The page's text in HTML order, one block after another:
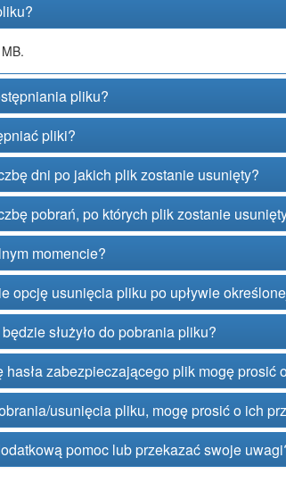
pliku?
pliki?
dni po jakich plik zostanie usunięty?
pobrań, po których plik zostanie
momencie?
opcję usunięcia pliku po upływie
służyło do pobrania pliku?
zabezpieczającego plik mogę prosić
usunięcia pliku, mogę prosić o ich
pomoc lub przekazać swoje